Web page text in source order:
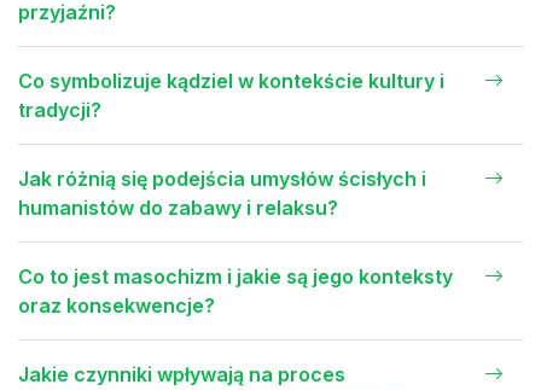
przyjaźni?
Co symbolizuje kądziel w kontekście kultury i
tradycji?
Jak różnią się podejścia umysłów ścisłych i
humanistów do zabawy i relaksu?
Co to jest masochizm i jakie są jego konteksty
oraz konsekwencje?
Jakie czynniki wpływają na proces